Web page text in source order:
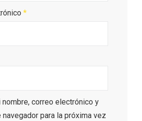
*
nombre, correo electrónico y
para la próxima vez